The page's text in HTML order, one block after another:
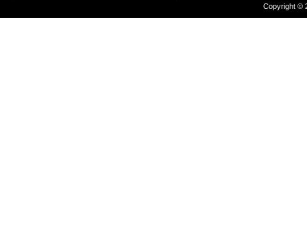
Copyright ©